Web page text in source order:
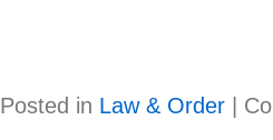
Posted in Law & Order|